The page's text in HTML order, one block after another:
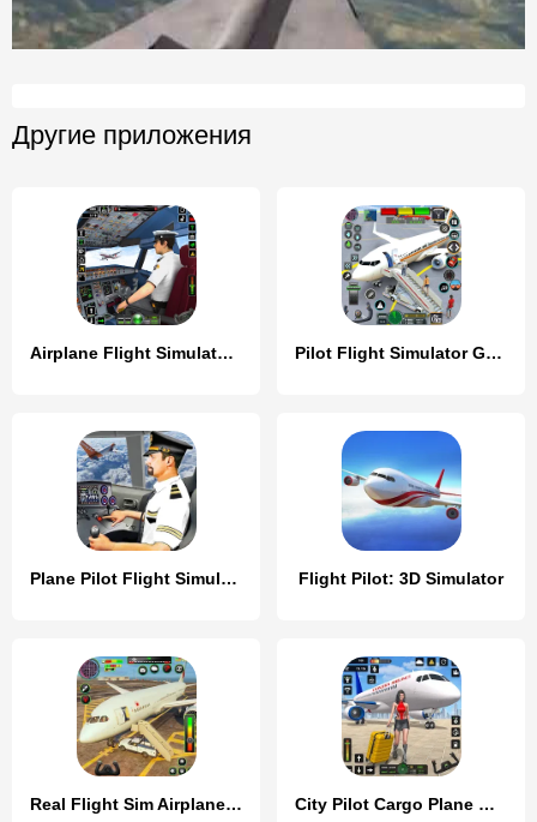
Другие приложения
Airplane Flight Simulator 2023 Pilot Flight Simulator Games
Plane Pilot Flight Simulator Flight Pilot: 3D Simulator
Real Flight Sim Airplane Games City Pilot Cargo Plane Games